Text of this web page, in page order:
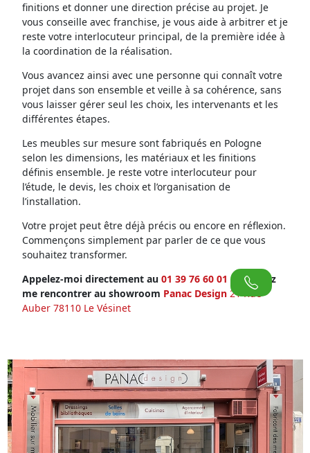
finitions et donner une direction précise au projet. Je
vous conseille avec franchise, je vous aide à arbitrer et je
reste votre interlocuteur principal, de la première idée à
la coordination de la réalisation.
Vous avancez ainsi avec une personne qui connaît votre
projet dans son ensemble et veille à sa cohérence, sans
vous laisser gérer seul les choix, les intervenants et les
différentes étapes.
Les meubles sur mesure sont fabriqués en Pologne
selon les dimensions, les matériaux et les finitions
définis ensemble. Je reste votre interlocuteur pour
l’étude, le devis, les choix et l’organisation de
l’installation.
Votre projet peut être déjà précis ou encore en réflexion.
Commençons simplement par parler de ce que vous
souhaitez transformer.
Appelez-moi directement au 01 39 76 60 01 ou venez
me rencontrer au showroom Panac Design 21 Rue
Auber 78110 Le Vésinet